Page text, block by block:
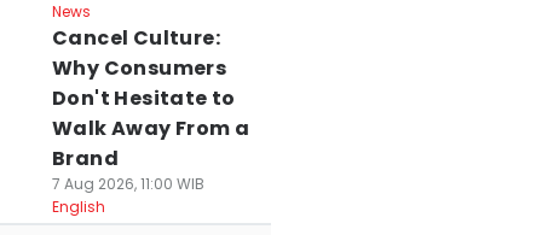
Kantongi SLHS,
SPPG di
Ditutup
Peringati HUT RI,
Diskon 81 Persen
Sambungan Air
News
Cancel Culture:
Why Consumers
Don't Hesitate to
Walk Away From a
Brand
7 Aug 2026, 11:00 WIB
English